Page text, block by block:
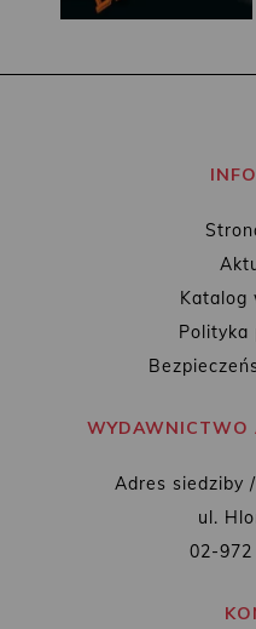
Katalog
Polityka
WYDAWNICTWO
Adres siedziby
ul.
02-